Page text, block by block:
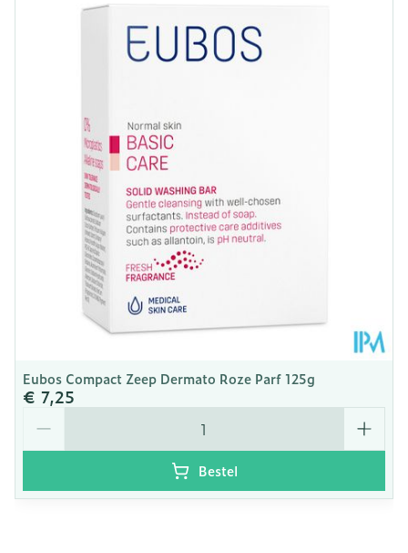
86 mm
Hoeveelheid
Verpakking
100
Behoud
Kamertemperatuur (15°C -
25°C)
Eubos Compact Zeep Dermato Roze Parf 125g
€ 7,25
Bestel